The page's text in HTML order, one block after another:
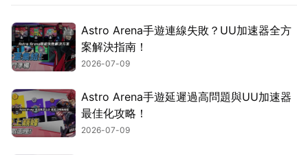
Astro Arena手遊連線失敗？UU加速器全方
案解決指南！
2026-07-09
Astro Arena手遊延遲過高問題與UU加速器
最佳化攻略！
2026-07-09